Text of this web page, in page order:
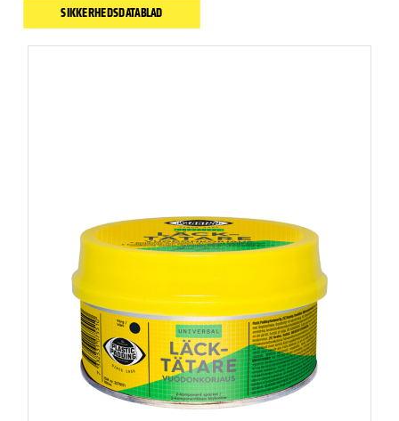
SIKKERHEDSDATABLAD